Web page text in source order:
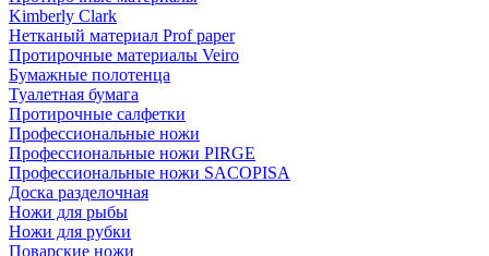
Kimberly Clark
Нетканый материал Prof paper
Протирочные материалы Veiro
Бумажные полотенца
Туалетная бумага
Протирочные салфетки
Профессиональные ножи
Профессиональные ножи PIRGE
Профессиональные ножи SACOPISA
Доска разделочная
Ножи для рыбы
Ножи для рубки
Поварские ножи